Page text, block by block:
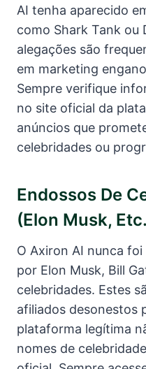
AI tenha aparecido
como Shark Tank ou
alegações são
em marketing
Sempre verifique
no site oficial da
anúncios que
celebridades ou
Endossos De
(Elon Musk,
O Axiron AI nunca
por Elon Musk, Bill
celebridades. Estes
afiliados desonestos
plataforma legítima
nomes de